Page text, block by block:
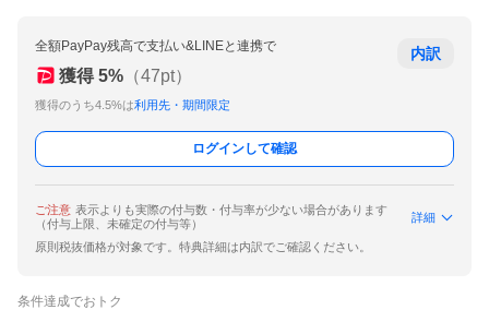
全額PayPay残高で支払い&LINEと連携で
獲得 5% （47pt）
獲得のうち4.5%は利用先・期間限定
内訳
ログインして確認
ご注意 表示よりも実際の付与数・付与率が少ない場合があります
（付与上限、未確定の付与等）
詳細
原則税抜価格が対象です。特典詳細は内訳でご確認ください。
条件達成でおトク